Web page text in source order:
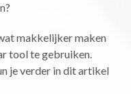
makkelijker maken
tool te gebruiken.
je verder in dit artikel